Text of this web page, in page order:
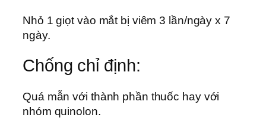
Nhỏ 1 giọt vào mắt bị viêm 3 lần/ngày x 7
ngày.
Chống chỉ định:
Quá mẫn với thành phần thuốc hay với
nhóm quinolon.